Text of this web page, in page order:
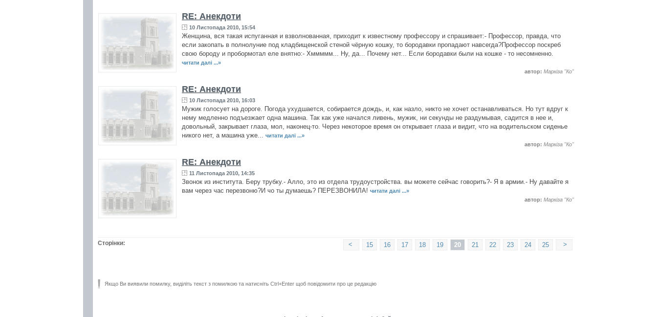
RE: Анекдоти
10 Листопада 2010, 15:54
Женщина, вся такая испуганная и взволнованная, приходит к известному профессору и спрашивает:- Профессор, правда, что
если закопать в полнолуние под кладбищенской стеной чёрную кошку, то бородавки пропадают навсегда?Профессор поскреб
свою бороду и пробормотал еле внятно:- Хммммм... Ну, да... Почему нет... Если бородавки были на кошке - то несомненно.
читати далі ...»
автор: Маркіза "Ко"
RE: Анекдоти
10 Листопада 2010, 16:03
Мужик голосует на дороге. Погода ухудшается, собирается дождь, и, как назло, никто не хочет останавливаться. Но тут вдруг к
нему медленно подъезжает одна машина. Так как уже начался ливень, мужик, ни секунды не раздумывая, садится в нее и,
довольный, закрывает глаза, мол, наконец-то. Через некоторое время он открывает глаза и видит, что на водительском сиденье
никого нет, а машина уже... читати далі ...»
автор: Маркіза "Ко"
RE: Анекдоти
11 Листопада 2010, 14:35
Звонок из института. Беру трубку.- Алло, это из отдела трудоустройства. вы можете сейчас говорить?- Я в армии.- Ну давайте я
вам через час перезвоню?И чо ты думаешь? ПЕРЕЗВОНИЛА! читати далі ...»
автор: Маркіза "Ко"
Сторінки: >
25
24
23
22
21
20
19
18
17
16
15
<
Якщо Ви виявили помилку, виділіть текст з помилкою та натисніть Ctrl+Enter щоб повідомити про це редакцію